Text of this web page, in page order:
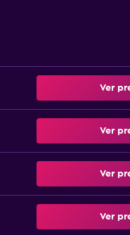
Ver
Ver
Ver
Ver